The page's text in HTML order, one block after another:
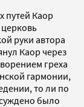
путей Каор
руки автора
Каор через
греха
гармонии,
то ли по
было